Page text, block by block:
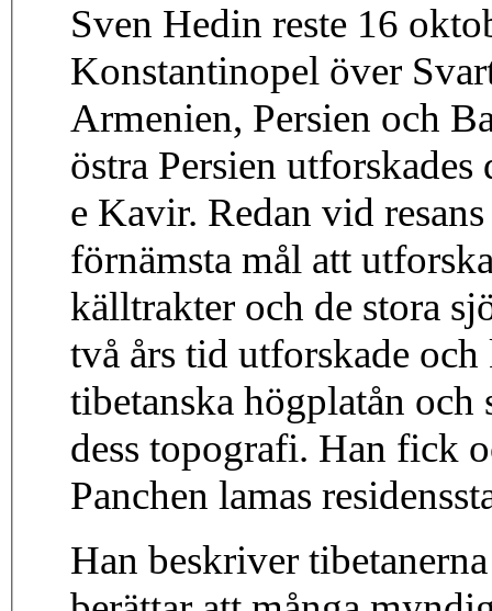
Sven Hedin reste 16
Konstantinopel över
Armenien, Persien och
östra Persien
e Kavir. Redan vid
förnämsta mål att
källtrakter och de stora
två års tid utforskade
tibetanska högplatån
dess topografi. Han fick
Panchen lamas
Han beskriver